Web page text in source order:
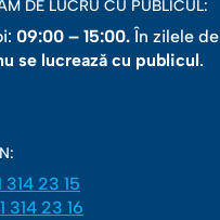
DE LUCRU CU PUBLICUL:
09:00 – 15:00.În zilele de
se lucrează cu publicul.
314 23 15
314 23 16